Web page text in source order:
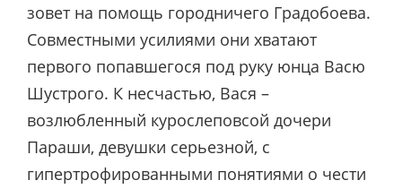
зовет на помощь городничего Градобоева.
Совместными усилиями они хватают
первого попавшегося под руку юнца Васю
Шустрого. К несчастью, Вася –
возлюбленный курослеповсой дочери
Параши, девушки серьезной, с
гипертрофированными понятиями о чести